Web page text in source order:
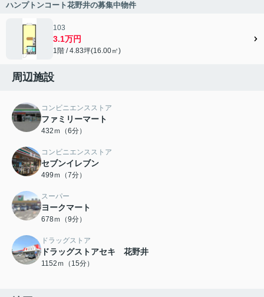
ハンプトンコート花野井の募集中物件
103
3.1万円
1階 / 4.83坪(16.00㎡)
周辺施設
コンビニエンスストア
ファミリーマート
432ｍ（6分）
コンビニエンスストア
セブンイレブン
499ｍ（7分）
スーパー
ヨークマート
678ｍ（9分）
ドラッグストア
ドラッグストアセキ 花野井
1152ｍ（15分）